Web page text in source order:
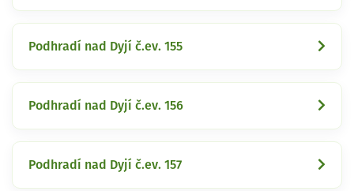
Podhradí nad Dyjí č.ev. 155
Podhradí nad Dyjí č.ev. 156
Podhradí nad Dyjí č.ev. 157